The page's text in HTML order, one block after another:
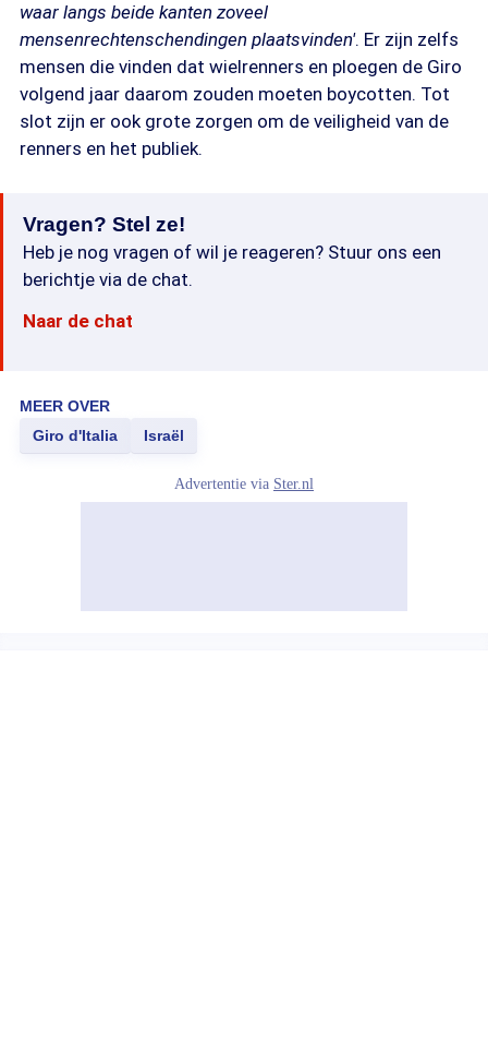
waar langs beide kanten zoveel
mensenrechtenschendingen plaatsvinden'. Er zijn zelfs
mensen die vinden dat wielrenners en ploegen de Giro
volgend jaar daarom zouden moeten boycotten. Tot
slot zijn er ook grote zorgen om de veiligheid van de
renners en het publiek.
Vragen? Stel ze!
Heb je nog vragen of wil je reageren? Stuur ons een
berichtje via de chat.
Naar de chat
MEER OVER
Giro d'Italia
Israël
Advertentie via Ster.nl